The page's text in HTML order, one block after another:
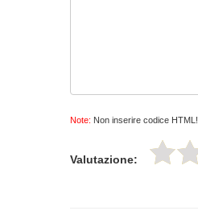
Note: Non inserire codice HTML!
Valutazione: